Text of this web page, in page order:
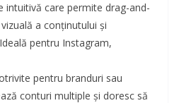
intuitivă care permite drag-and-
a conținutului și
pentru Instagram,
pentru branduri sau
conturi multiple și doresc să